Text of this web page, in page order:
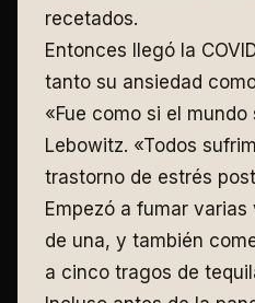
recetados.
Entonces llegó la
tanto su ansiedad
«Fue como si el
Lebowitz. «Todos
trastorno de estrés
Empezó a fumar
de una, y también
a cinco tragos de